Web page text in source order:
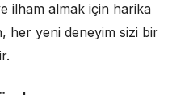
ilham almak için harika
her yeni deneyim sizi bir